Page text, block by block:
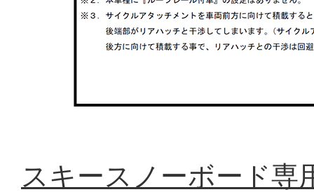
スキースノーボード専